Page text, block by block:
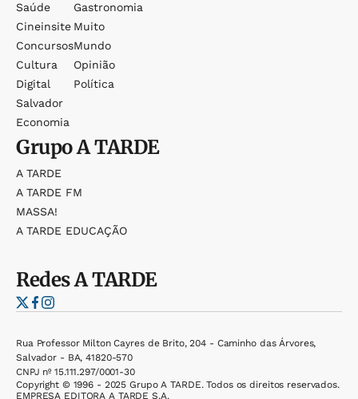
Saúde
Cineinsite
Concursos
Cultura
Digital
Salvador
Economia
Gastronomia
Muito
Mundo
Opinião
Política
GrupoA TARDE
A TARDE
A TARDE FM
MASSA!
A TARDE EDUCAÇÃO
RedesA TARDE
Rua Professor Milton Cayres de Brito, 204 - Caminho das Árvores,
Salvador - BA, 41820-570
CNPJ nº 15.111.297/0001-30
Copyright © 1996 - 2025 Grupo A TARDE. Todos os direitos reservados.
EMPRESA EDITORA A TARDE S.A.